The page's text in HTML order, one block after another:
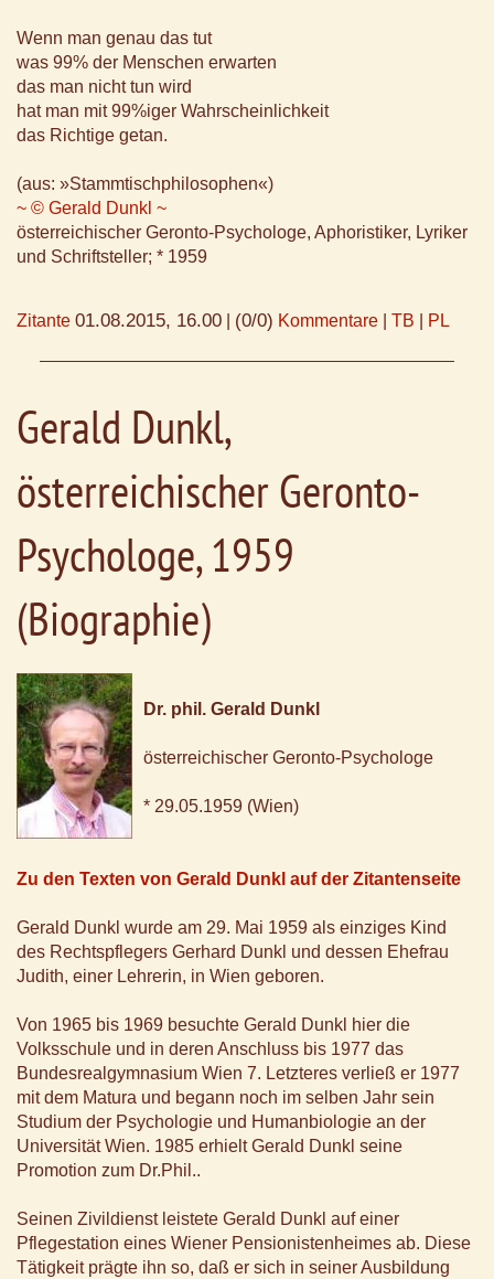
Wenn man genau das tut
was 99% der Menschen erwarten
das man nicht tun wird
hat man mit 99%iger Wahrscheinlichkeit
das Richtige getan.
(aus: »Stammtischphilosophen«)
~ © Gerald Dunkl ~
österreichischer Geronto-Psychologe, Aphoristiker, Lyriker
und Schriftsteller; * 1959
Zitante 01.08.2015, 16.00 (0/0) Kommentare TB PL
Gerald Dunkl,
österreichischer Geronto-
Psychologe, 1959
(Biographie)
Dr. phil. Gerald Dunkl
österreichischer Geronto-Psychologe
* 29.05.1959 (Wien)
Zu den Texten von Gerald Dunkl auf der Zitantenseite
Gerald Dunkl wurde am 29. Mai 1959 als einziges Kind
des Rechtspflegers Gerhard Dunkl und dessen Ehefrau
Judith, einer Lehrerin, in Wien geboren.
Von 1965 bis 1969 besuchte Gerald Dunkl hier die
Volksschule und in deren Anschluss bis 1977 das
Bundesrealgymnasium Wien 7. Letzteres verließ er 1977
mit dem Matura und begann noch im selben Jahr sein
Studium der Psychologie und Humanbiologie an der
Universität Wien. 1985 erhielt Gerald Dunkl seine
Promotion zum Dr.Phil..
Seinen Zivildienst leistete Gerald Dunkl auf einer
Pflegestation eines Wiener Pensionistenheimes ab. Diese
Tätigkeit prägte ihn so, daß er sich in seiner Ausbildung